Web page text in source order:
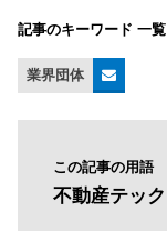
記事のキーワード 一覧
業界団体
この記事の用語
不動産テック